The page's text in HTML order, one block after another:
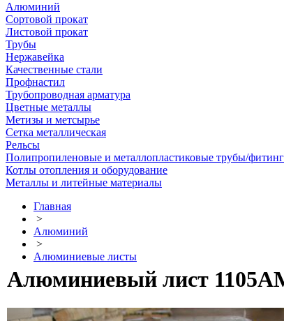
Алюминий
Сортовой прокат
Листовой прокат
Трубы
Нержавейка
Качественные стали
Профнастил
Трубопроводная арматура
Цветные металлы
Метизы и метсырье
Сетка металлическая
Рельсы
Полипропиленовые и металлопластиковые трубы/
Котлы отопления и оборудование
Металлы и литейные материалы
Главная
>
Алюминий
>
Алюминиевые листы
Алюминиевый лист